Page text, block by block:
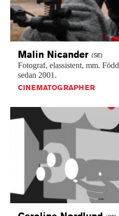
Malin Nicander (SE)
Fotograf, elassistent, mm. Född
sedan 2001.
CINEMATOGRAPHER